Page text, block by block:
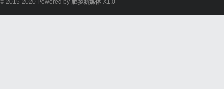
© 2015-2020 Powered by 肥乡新媒体 X1.0